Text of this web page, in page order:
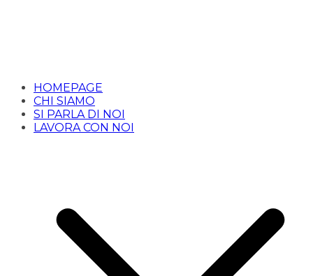
HOMEPAGE
CHI SIAMO
SI PARLA DI NOI
LAVORA CON NOI